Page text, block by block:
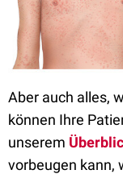
Aber auch alles,
können Ihre
unserem
vorbeugen kann,